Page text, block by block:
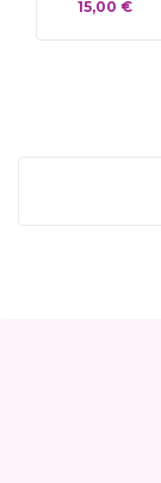
KAINA
15,00 €